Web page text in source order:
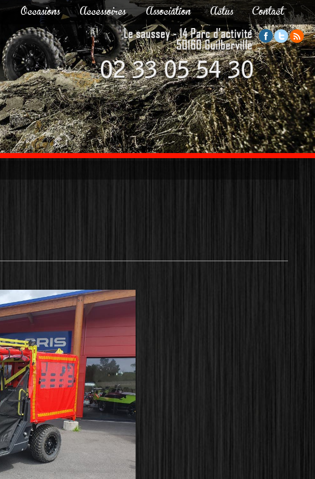
Occasions Accessoires Association Actus Contact